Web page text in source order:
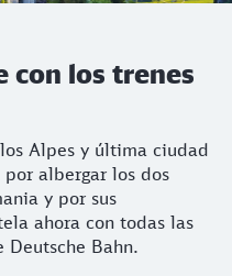
con los trenes
Alpes y última ciudad
albergar los dos
y por sus
ahora con todas las
Deutsche Bahn.